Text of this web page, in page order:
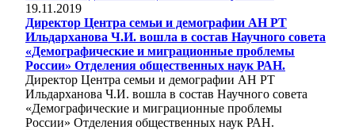
19.11.2019
Директор Центра семьи и демографии АН РТ
Ильдарханова Ч.И. вошла в состав Научного совета
«Демографические и миграционные проблемы
России» Отделения общественных наук РАН.
Директор Центра семьи и демографии АН РТ
Ильдарханова Ч.И. вошла в состав Научного совета
«Демографические и миграционные проблемы
России» Отделения общественных наук РАН.